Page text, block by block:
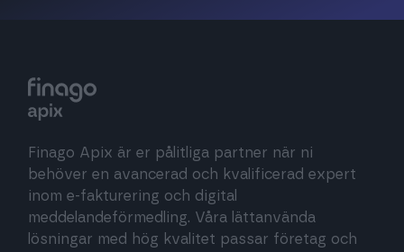
Finago Apix är er pålitliga partner när ni
behöver en avancerad och kvalificerad expert
inom e-fakturering och digital
meddelandeförmedling. Våra lättanvända
lösningar med hög kvalitet passar företag och